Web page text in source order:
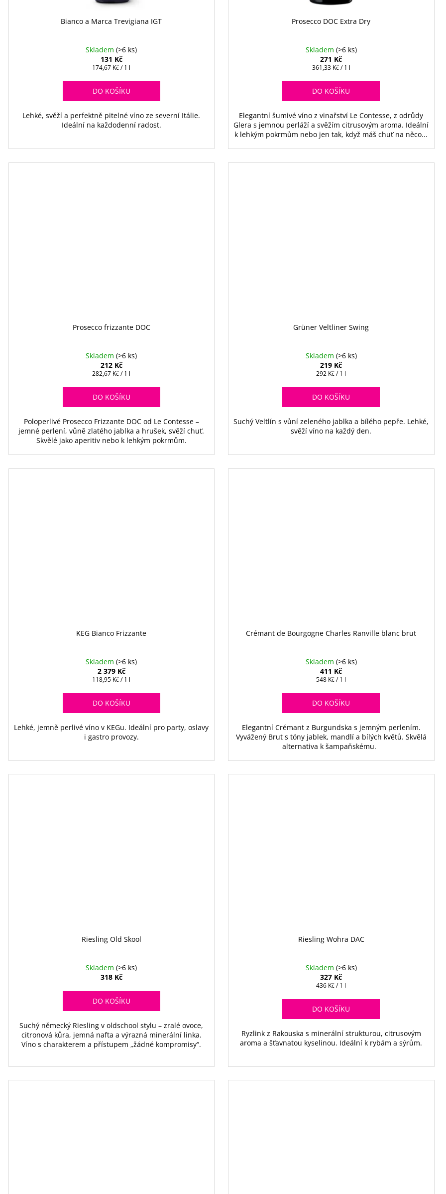
Bianco a Marca Trevigiana IGT
Skladem(>6 ks)
131 Kč
Měrná
174,67 Kč / 1 l
DO KOŠÍKU
Lehké, svěží a perfektně pitelné víno ze severní Itálie.
Ideální na každodenní radost.
Prosecco DOC Extra Dry
Skladem (>6 ks)
271 Kč
Měrná
361,33 Kč / 1 l
DO KOŠÍKU
Elegantní šumivé víno z vinařství Le Contesse, z odrůdy
Glera s jemnou perláží a svěžím citrusovým aroma. Ideální
k lehkým pokrmům nebo jen tak, když máš chuť na něco...
Prosecco frizzante DOC
Skladem(>6 ks)
212 Kč
Měrná
282,67 Kč / 1 l
DO KOŠÍKU
Poloperlivé Prosecco Frizzante DOC od Le Contesse –
jemné perlení, vůně zlatého jablka a hrušek, svěží chuť.
Skvělé jako aperitiv nebo k lehkým pokrmům.
Grüner Veltliner Swing
Skladem (>6 ks)
219 Kč
Měrná
292 Kč / 1 l
DO KOŠÍKU
Suchý Veltlín s vůní zeleného jablka a bílého pepře. Lehké,
svěží víno na každý den.
KEG Bianco Frizzante
Skladem(>6 ks)
2 379 Kč
Měrná
118,95 Kč / 1 l
DO KOŠÍKU
Lehké, jemně perlivé víno v KEGu. Ideální pro party, oslavy
i gastro provozy.
Crémant de Bourgogne Charles Ranville blanc brut
Skladem (>6 ks)
411 Kč
Měrná
548 Kč / 1 l
DO KOŠÍKU
Elegantní Crémant z Burgundska s jemným perlením.
Vyvážený Brut s tóny jablek, mandlí a bílých květů. Skvělá
alternativa k šampaňskému.
Riesling Old Skool
Skladem(>6 ks)
318 Kč
DO KOŠÍKU
Suchý německý Riesling v oldschool stylu – zralé ovoce,
citronová kůra, jemná nafta a výrazná minerální linka.
Víno s charakterem a přístupem „žádné kompromisy“.
Riesling Wohra DAC
Skladem (>6 ks)
327 Kč
Měrná
436 Kč / 1 l
DO KOŠÍKU
Ryzlink z Rakouska s minerální strukturou, citrusovým
aroma a šťavnatou kyselinou. Ideální k rybám a sýrům.